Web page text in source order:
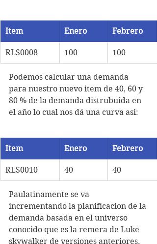
Item Enero Febrero
RLS0008 100 100
Podemos calcular una demanda
para nuestro nuevo item de 40, 60 y
80 % de la demanda distrubuida en
el año lo cual nos dá una curva asi:
Item Enero Febrero
RLS0010 40 40
Paulatinamente se va
incrementando la planificacion de la
demanda basada en el universo
conocido que es la remera de Luke
skywalker de versiones anteriores.